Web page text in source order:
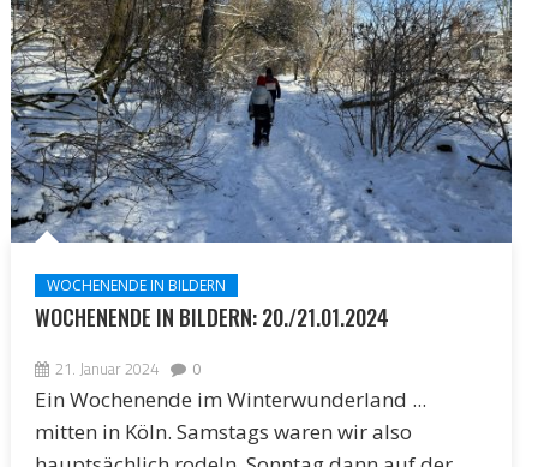
WOCHENENDE IN BILDERN
WOCHENENDE IN BILDERN: 20./21.01.2024
21. Januar 2024 0
Ein Wochenende im Winterwunderland ...
mitten in Köln. Samstags waren wir also